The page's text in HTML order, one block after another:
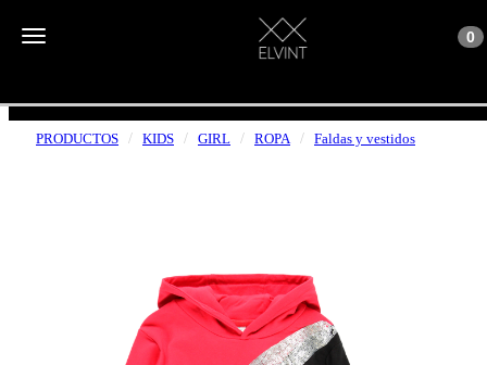
Toggle navigation Toggle
0
ENVÍOS GRATUITOS A PARTIR DE 50€
PRODUCTOS KIDS GIRL ROPA Faldas y vestidos